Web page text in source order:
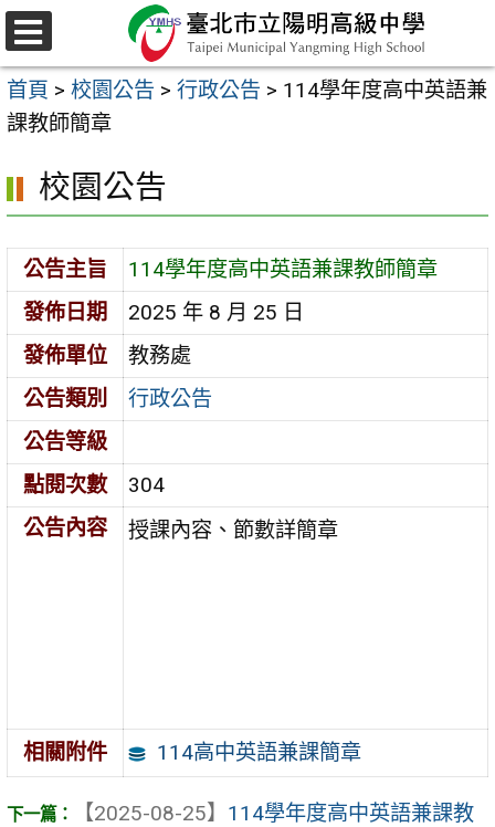
跳
至
主
要
容
區
選
單
首頁 > 校園公告 > 行政公告 > 114學年度高中英語兼
課教師簡章
校園公告
公告主旨
114學年度高中英語兼課教師簡章
發佈日期
2025 年 8 月 25 日
發佈單位
教務處
公告類別
行政公告
公告等級
點閱次數
304
公告內容
授課內容、節數詳簡章
相關附件 114高中英語兼課簡章
【2025-08-25】 114學年度高中英語兼課教